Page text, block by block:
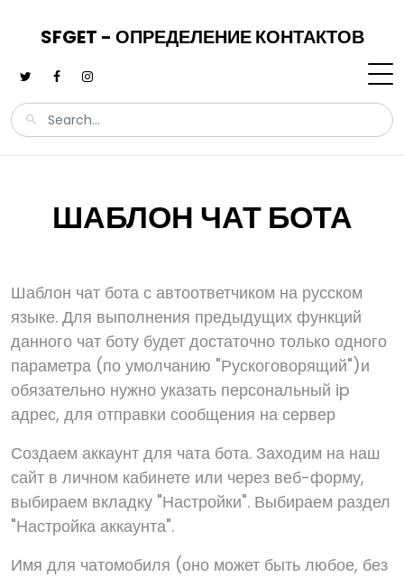
SFGET - ОПРЕДЕЛЕНИЕ КОНТАКТОВ
ШАБЛОН ЧАТ БОТА
Шаблон чат бота с автоответчиком на русском
языке. Для выполнения предыдущих функций
данного чат боту будет достаточно только одного
параметра (по умолчанию "Рускоговорящий")и
обязательно нужно указать персональный ip
адрес, для отправки сообщения на сервер
Создаем аккаунт для чата бота. Заходим на наш
сайт в личном кабинете или через веб-форму,
выбираем вкладку "Настройки". Выбираем раздел
"Настройка аккаунта".
Имя для чатомобиля (оно может быть любое, без